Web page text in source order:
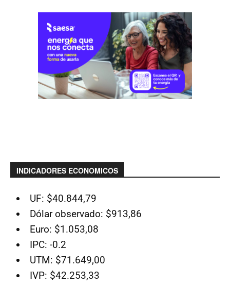
INDICADORES ECONOMICOS
UF: $40.844,79
Dólar observado: $913,86
Euro: $1.053,08
IPC: -0.2
UTM: $71.649,00
IVP: $42.253,33